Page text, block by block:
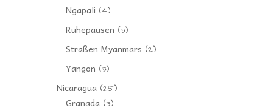
Ngapali (4)
Ruhepausen (3)
Straßen Myanmars (2)
Yangon (3)
Nicaragua (25)
Granada (3)